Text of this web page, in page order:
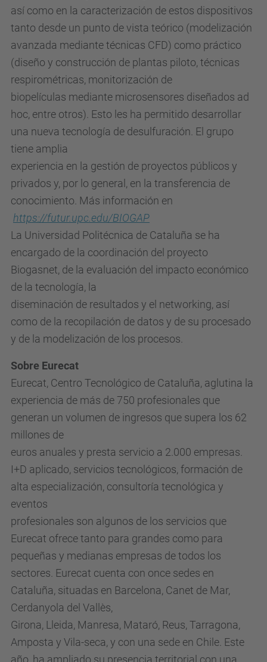
así como en la caracterización de estos dispositivos
tanto desde un punto de vista teórico (modelización
avanzada mediante técnicas CFD) como práctico
(diseño y construcción de plantas piloto, técnicas
respirométricas, monitorización de
biopelículas mediante microsensores diseñados ad
hoc, entre otros). Esto les ha permitido desarrollar
una nueva tecnología de desulfuración. El grupo
tiene amplia
experiencia en la gestión de proyectos públicos y
privados y, por lo general, en la transferencia de
conocimiento. Más información en
https://futur.upc.edu/BIOGAP
La Universidad Politécnica de Cataluña se ha
encargado de la coordinación del proyecto
Biogasnet, de la evaluación del impacto económico
de la tecnología, la
diseminación de resultados y el networking, así
como de la recopilación de datos y de su procesado
y de la modelización de los procesos.
Sobre Eurecat
Eurecat, Centro Tecnológico de Cataluña, aglutina la
experiencia de más de 750 profesionales que
generan un volumen de ingresos que supera los 62
millones de
euros anuales y presta servicio a 2.000 empresas.
I+D aplicado, servicios tecnológicos, formación de
alta especialización, consultoría tecnológica y
eventos
profesionales son algunos de los servicios que
Eurecat ofrece tanto para grandes como para
pequeñas y medianas empresas de todos los
sectores. Eurecat cuenta con once sedes en
Cataluña, situadas en Barcelona, Canet de Mar,
Cerdanyola del Vallès,
Girona, Lleida, Manresa, Mataró, Reus, Tarragona,
Amposta y Vila-seca, y con una sede en Chile. Este
año, ha ampliado su presencia territorial con una